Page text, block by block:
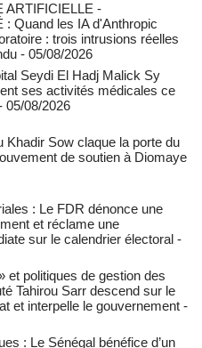
ARTIFICIELLE -
Quand les IA d'Anthropic
: trois intrusions réelles
- 05/08/2026
Seydi El Hadj Malick Sy
ses activités médicales ce
05/08/2026
Khadir Sow claque la porte du
de soutien à Diomaye
: Le FDR dénonce une
et réclame une
sur le calendrier électoral -
et politiques de gestion des
Tahirou Sarr descend sur le
et interpelle le gouvernement -
: Le Sénégal bénéfice d’un